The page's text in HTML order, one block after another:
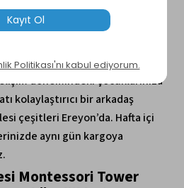
olarak sizlere
montaj şeması ile 15
basit şekilde
dönemindeki çocuklarınıza
kolaylaştırıcı bir arkadaş
çeşitleri Ereyon’da. Hafta içi
aynı gün kargoya
Montessori Tower